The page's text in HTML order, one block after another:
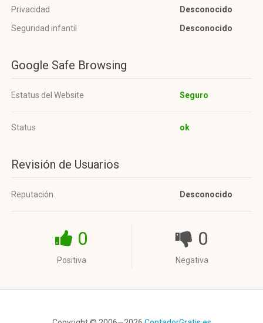
Privacidad
Desconocido
Seguridad infantil
Desconocido
Google Safe Browsing
Estatus del Website Seguro
Status ok
Revisión de Usuarios
Reputación Desconocido
0
Positiva
0
Negativa